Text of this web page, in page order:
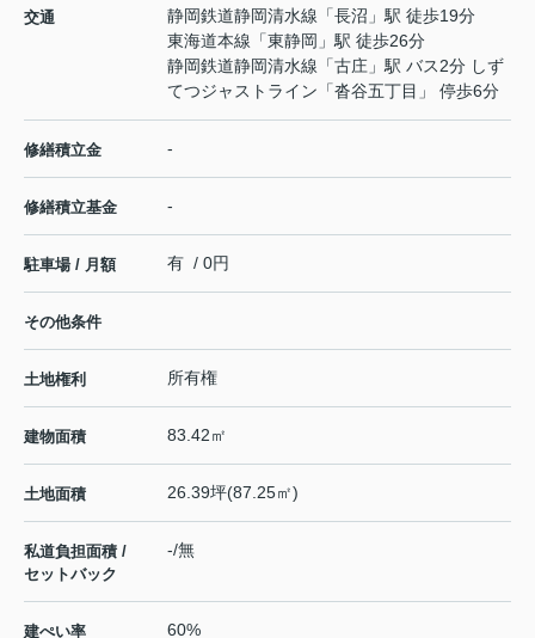
交通 静岡鉄道静岡清水線 「長沼 」駅 徒歩19分
東海道本線 「東静岡 」駅 徒歩26分
静岡鉄道静岡清水線 「古庄 」駅 バス2分 しず
てつジャストライン「沓谷五丁目」 停歩6分
修繕積立金 -
修繕積立基金 -
駐車場 / 月額 有 / 0円
その他条件
土地権利 所有権
建物面積 83.42㎡
土地面積 26.39坪(87.25㎡)
私道負担面積 /
セットバック
-/無
建ぺい率 60%